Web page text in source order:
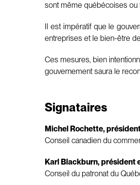
sont même québécoises ou
Il est impératif que le
entreprises et le bien-être
Ces mesures, bien
gouvernement saura le
Signataires
Michel Rochette,
Conseil canadien du
Karl Blackburn, président
Conseil du patronat du